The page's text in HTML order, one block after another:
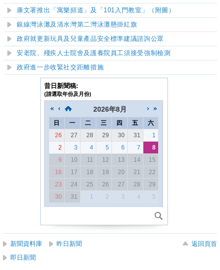
康文署推出「寓樂頻道」及「101入門教室」（附圖）
銀線灣泳灘及清水灣第二灣泳灘懸掛紅旗
政府就更新玩具及兒童產品安全標準建議諮詢公眾
安老院、殘疾人士院舍及護養院員工須接受強制檢測
政府進一步收緊社交距離措施
昔日新聞稿:
(請選取年份及月份)
2026年8月
日 一 二 三 四 五
六
26
27 28 29 30 31
1
2
3 4 5 6 7
8
9
10 11 12 13 14
15
16
17 18 19 20 21
22
23
24 25 26 27 28
29
30
31 1 2 3 4 5
新聞資料庫 昨日新聞
返回頁首
即日新聞